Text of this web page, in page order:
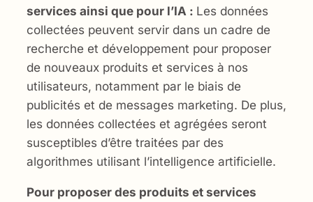
services ainsi que pour l’IA : Les données
collectées peuvent servir dans un cadre de
recherche et développement pour proposer
de nouveaux produits et services à nos
utilisateurs, notamment par le biais de
publicités et de messages marketing. De plus,
les données collectées et agrégées seront
susceptibles d’être traitées par des
algorithmes utilisant l’intelligence artificielle.
Pour proposer des produits et services